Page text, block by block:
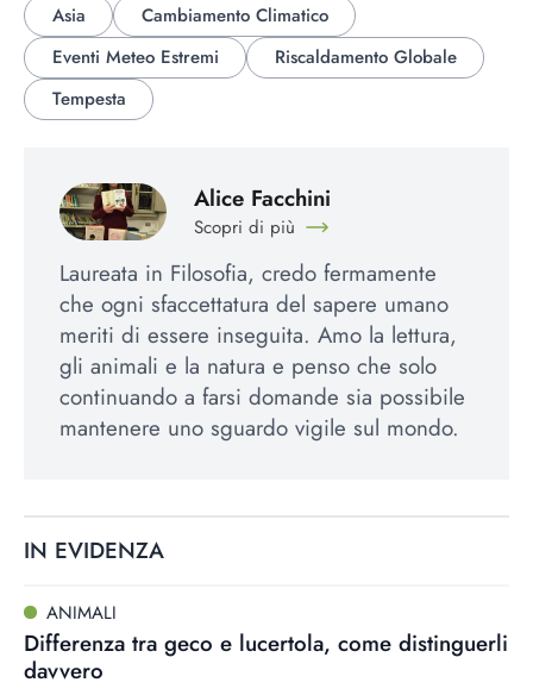
Asia
Cambiamento Climatico
Eventi Meteo Estremi
Riscaldamento Globale
Tempesta
Alice Facchini
Scopri di più
Laureata in Filosofia, credo fermamente
che ogni sfaccettatura del sapere umano
meriti di essere inseguita. Amo la lettura,
gli animali e la natura e penso che solo
continuando a farsi domande sia possibile
mantenere uno sguardo vigile sul mondo.
IN EVIDENZA
ANIMALI
Differenza tra geco e lucertola, come distinguerli
davvero